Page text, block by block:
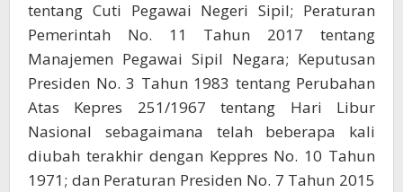
tentang Cuti Pegawai Negeri Sipil; Peraturan
Pemerintah No. 11 Tahun 2017 tentang
Manajemen Pegawai Sipil Negara; Keputusan
Presiden No. 3 Tahun 1983 tentang Perubahan
Atas Kepres 251/1967 tentang Hari Libur
Nasional sebagaimana telah beberapa kali
diubah terakhir dengan Keppres No. 10 Tahun
1971; dan Peraturan Presiden No. 7 Tahun 2015